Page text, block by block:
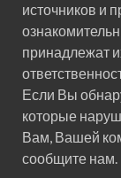
источников и
принадлежат
Если Вы
которые
Вам, Вашей
сообщите нам.